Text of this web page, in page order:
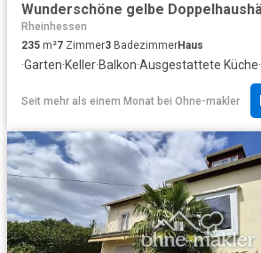
Rheinhessen
235 m²7 Zimmer3 BadezimmerHaus
·Garten·Keller·Balkon·Ausgestattete Küche·
Seit mehr als einem Monat bei Ohne-makler